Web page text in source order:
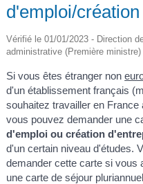
d'emploi/
Vérifié le 01/01/2023 - Direction
administrative (Première ministre)
Si vous êtes étranger non
d'un établissement français
souhaitez travailler en
vous pouvez demander une
d'emploi ou création
d'un certain niveau d'études.
demander cette carte si vous
une carte de séjour